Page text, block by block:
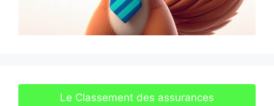
Le Classement des assurances